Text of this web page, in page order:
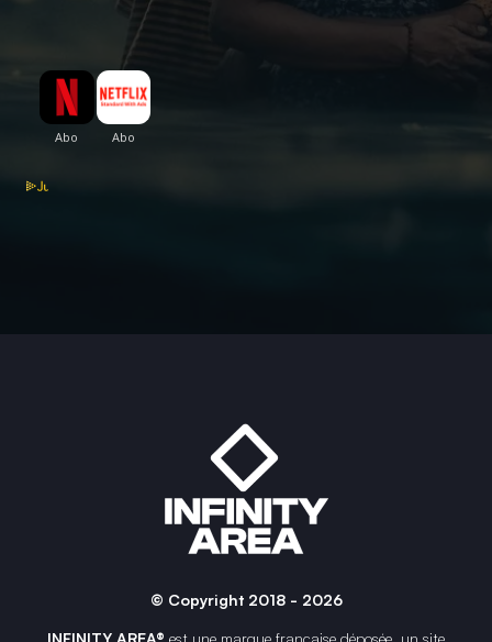
© Copyright 2018 - 2026
INFINITY AREA® est une marque française déposée, un site